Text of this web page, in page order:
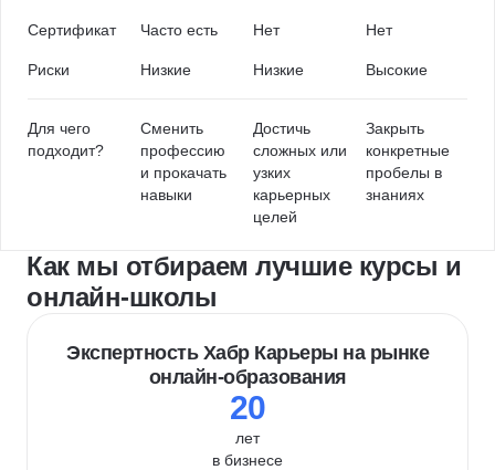
Сертификат Часто есть Нет Нет
Риски Низкие Низкие Высокие
Для чего
подходит?
Сменить
профессию
и прокачать
навыки
Достичь
сложных или
узких
карьерных
целей
Закрыть
конкретные
пробелы в
знаниях
Как мы отбираем лучшие курсы и
онлайн-школы
Экспертность Хабр Карьеры на рынке
онлайн-образования
20
лет
в бизнесе